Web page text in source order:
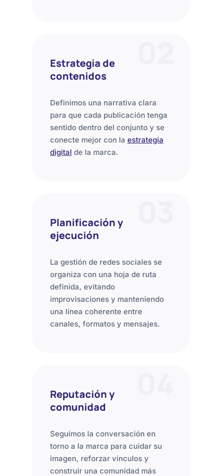
Estrategia de
contenidos
Definimos una narrativa clara
para que cada publicación tenga
sentido dentro del conjunto y se
conecte mejor con la estrategia
digital de la marca.
Planificación y
ejecución
La gestión de redes sociales se
organiza con una hoja de ruta
definida, evitando
improvisaciones y manteniendo
una línea coherente entre
canales, formatos y mensajes.
Reputación y
comunidad
Seguimos la conversación en
torno a la marca para cuidar su
imagen, reforzar vínculos y
construir una comunidad más